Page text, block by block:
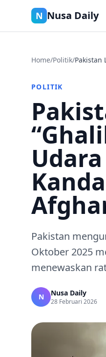
N Nusa Daily
Home/Politik/Pakistan
POLITIK
Pakistan
Oktober 2025
menewaskan
N Nusa Daily
28 Februari 2026